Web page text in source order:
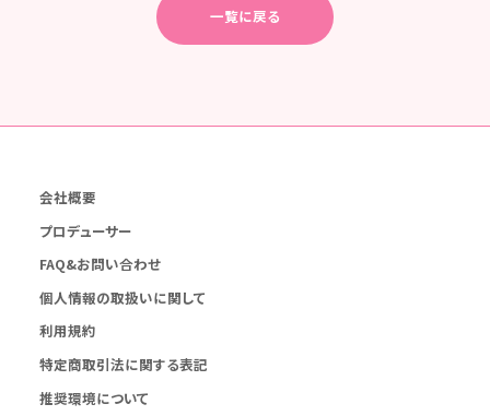
一覧に戻る
会社概要
プロデューサー
FAQ&お問い合わせ
個人情報の取扱いに関して
利用規約
特定商取引法に関する表記
推奨環境について